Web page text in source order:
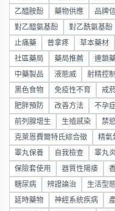
乙醯胺酚 藥物供應 品牌
對乙醯氨基酚 對乙酰氨基酚
止痛藥 普拿疼 草本藥材
社區藥局 藥局推薦 連鎖
中藥製品 液態威 射精控制
黑色食物 免疫性不育 戒
肥胖預防 改善方法 不孕
前列腺增生 生殖感染 禁
克萊恩費爾特氏綜合徵 精氣
睪丸保養 自我檢查 睪丸炎
保險套使用 器質性陽痿
糖尿病 辨證論治 生活型
延時藥物 神經系統疾病